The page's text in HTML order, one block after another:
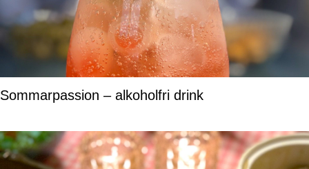
Sommarpassion – alkoholfri drink